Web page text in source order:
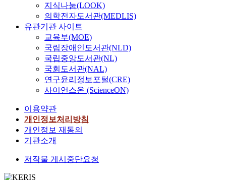
지식나눔(LOOK)
의학전자도서관(MEDLIS)
유관기관 사이트
교육부(MOE)
국립장애인도서관(NLD)
국립중앙도서관(NL)
국회도서관(NAL)
연구윤리정보포털(CRE)
사이언스온 (ScienceON)
이용약관
개인정보처리방침
개인정보 재동의
기관소개
저작물 게시중단요청